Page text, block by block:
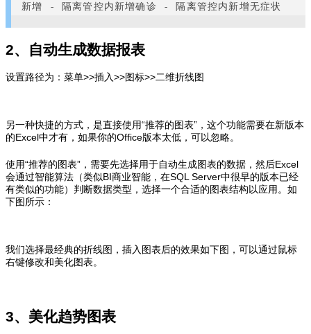
新增 - 隔离管控内新增确诊 - 隔离管控内新增无症状
2、自动生成数据报表
设置路径为：菜单>>插入>>图标>>二维折线图
另一种快捷的方式，是直接使用“推荐的图表”，这个功能需要在新版本
的Excel中才有，如果你的Office版本太低，可以忽略。
使用“推荐的图表”，需要先选择用于自动生成图表的数据，然后Excel
会通过智能算法（类似BI商业智能，在SQL Server中很早的版本已经
有类似的功能）判断数据类型，选择一个合适的图表结构以应用。如
下图所示：
我们选择最经典的折线图，插入图表后的效果如下图，可以通过鼠标
右键修改和美化图表。
3、美化趋势图表